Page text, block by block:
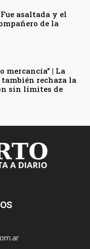
asaltada y el
de la
mercancía” | La
rechaza la
sin límites de